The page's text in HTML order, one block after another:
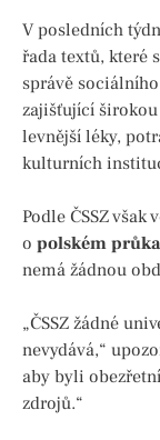
V posledních
řada textů, které
správě
zajišťující
levnější léky,
kulturních
Podle ČSSZ
o polském
nemá žádnou
„ČSSZ žádné
nevydává,“
aby byli
zdrojů.“